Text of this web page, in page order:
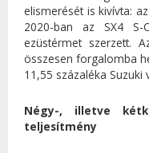
elismerését is kivívta:
2020-ban az SX4
ezüstérmet szerzett.
összesen forgalomba
11,55 százaléka Suzuki
Négy-, illetve
teljesítmény